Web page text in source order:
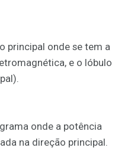
principal onde se tem a
e o lóbulo
onde a potência
na direção principal.